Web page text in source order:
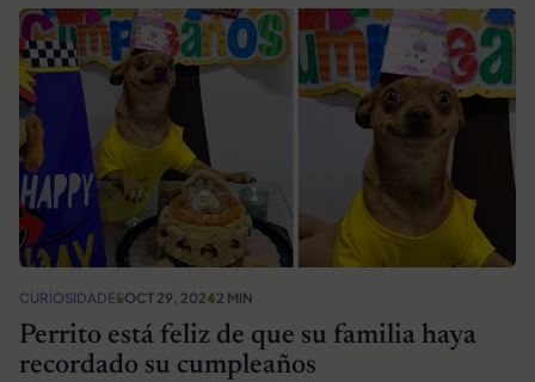
CURIOSIDADESOCT 29, 20242 MIN
Perrito está feliz de que su familia haya
recordado su cumpleaños